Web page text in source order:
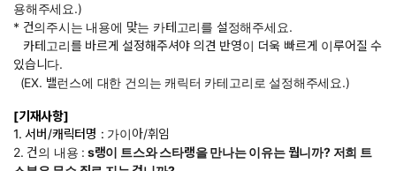
용해주세요.)
* 건의주시는 내용에 맞는 카테고리를 설정해주세요.
카테고리를 바르게 설정해주셔야 의견 반영이 더욱 빠르게 이루어질 수
있습니다.
(EX. 밸런스에 대한 건의는 캐릭터 카테고리로 설정해주세요.)
[기재사항]
1. 서버/캐릭터명 : 가이아/휘임
2. 건의 내용 : s랭이 트스와 스타랭을 만나는 이유는 뭡니까? 저희 트